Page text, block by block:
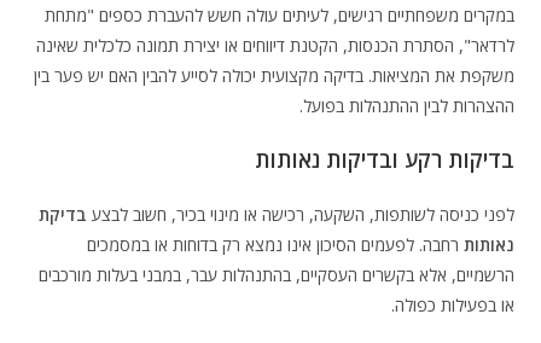
במקרים משפחתיים רגישים, לעיתים עולה חשש להעברת כספים "מתחת
לרדאר", הסתרת הכנסות, הקטנת דיווחים או יצירת תמונה כלכלית שאינה
משקפת את המציאות. בדיקה מקצועית יכולה לסייע להבין האם יש פער בין
ההצהרות לבין ההתנהלות בפועל.
בדיקות רקע ובדיקות נאותות
לפני כניסה לשותפות, השקעה, רכישה או מינוי בכיר, חשוב לבצע בדיקת
נאותות רחבה. לפעמים הסיכון אינו נמצא רק בדוחות או במסמכים
הרשמיים, אלא בקשרים העסקיים, בהתנהלות עבר, במבני בעלות מורכבים
או בפעילות כפולה.